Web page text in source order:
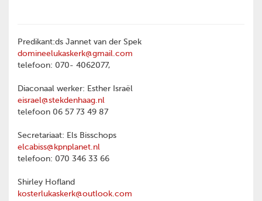
Predikant:ds Jannet van der Spek
domineelukaskerk@gmail.com
telefoon: 070- 4062077,
Diaconaal werker: Esther Israël
eisrael@stekdenhaag.nl
telefoon 06 57 73 49 87
Secretariaat: Els Bisschops
elcabiss@kpnplanet.nl
telefoon: 070 346 33 66
Shirley Hofland
kosterlukaskerk@outlook.com